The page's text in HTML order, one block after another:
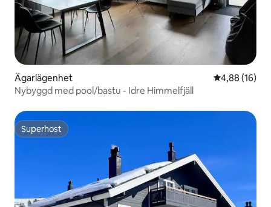
Ägarlägenhet 4,88 av 5 i
4,88 (16)
Nybyggd med pool/bastu - Idre Himmelfjäll
Superhost
Superhost